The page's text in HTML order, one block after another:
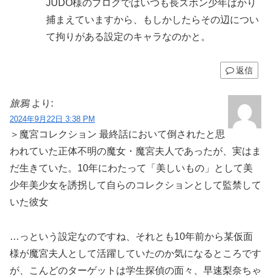
JUDO様のブログではいつも長ズボン少年ばかり
捕まえていますから、もしかしたらその辺につい
て拘りがある設定のキャラなのかと。
返信
旅鴉 より:
2024年9月22日 3:38 PM
＞魔宮コレクション 最終話において倒されたと思
われていた正体不明の魔女・魔宮夫人であったが、実はま
だ生きていた。10年にわたって「美しいもの」として美
少年美少女を誘拐して自らのコレクションとして監禁して
いた彼女
…っという設定なのですね、それとも10年前から某仮面
様が魔宮夫人として活躍していたのか気になるところです
が、こんどのターゲットは学生探偵の面々、早速梨奈ちゃ